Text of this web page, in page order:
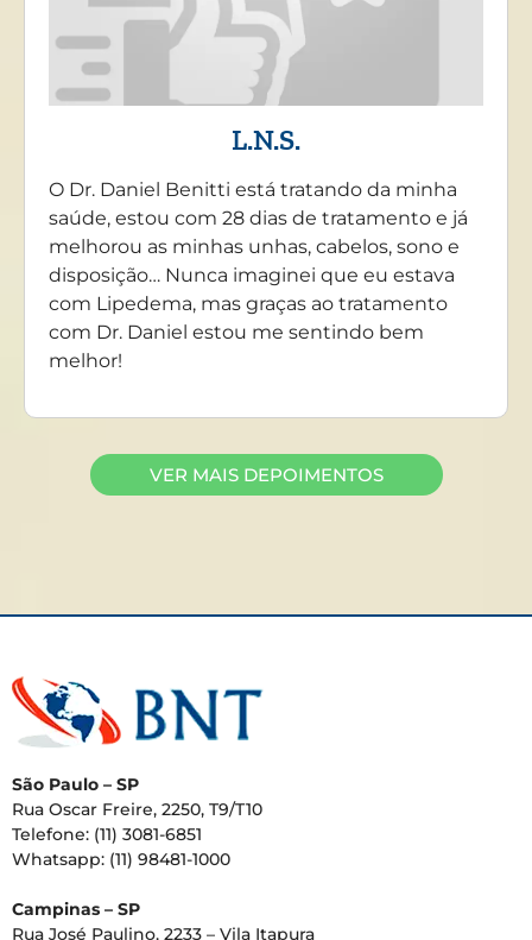
L.N.S.
O Dr. Daniel Benitti está tratando da minha
saúde, estou com 28 dias de tratamento e já
melhorou as minhas unhas, cabelos, sono e
disposição… Nunca imaginei que eu estava
com Lipedema, mas graças ao tratamento
com Dr. Daniel estou me sentindo bem
melhor!
VER MAIS DEPOIMENTOS
São Paulo – SP
Rua Oscar Freire, 2250, T9/T10
Telefone: (11) 3081-6851
Whatsapp: (11) 98481-1000
Campinas – SP
Rua José Paulino, 2233 – Vila Itapura